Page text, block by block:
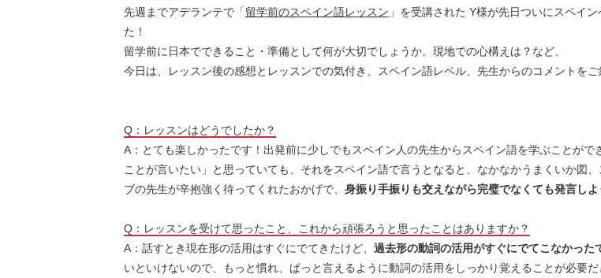
先週までアデランテで「留学前のスペイン語レッスン 」を受講された Y様が先日ついにスペイ
た！
留学前に日本でできること・準備として何が大切でしょうか。現地での心構えは？など、
今日は、レッスン後の感想とレッスンでの気付き、スペイン語レベル、先生からのコメントをご
Q：レッスンはどうでしたか？
A：とても楽しかったです！出発前に少しでもスペイン人の先生からスペイン語を学ぶことが
ことが言いたい」と思っていても、それをスペイン語で言うとなると、なかなかうまくいか図
ブの先生が辛抱強く待ってくれたおかげで、 身振り手振りも交えながら完璧でなくても発言しよ
Q：レッスンを受けて思ったこと、これから頑張ろうと思ったことはありますか？
A：話すとき現在形の活用はすぐにでてきたけど、 過去形の動詞の活用がすぐにでてこなかった
いといけないので、もっと慣れ、ぱっと言えるように動詞の活用をしっかり覚えることが必要だ